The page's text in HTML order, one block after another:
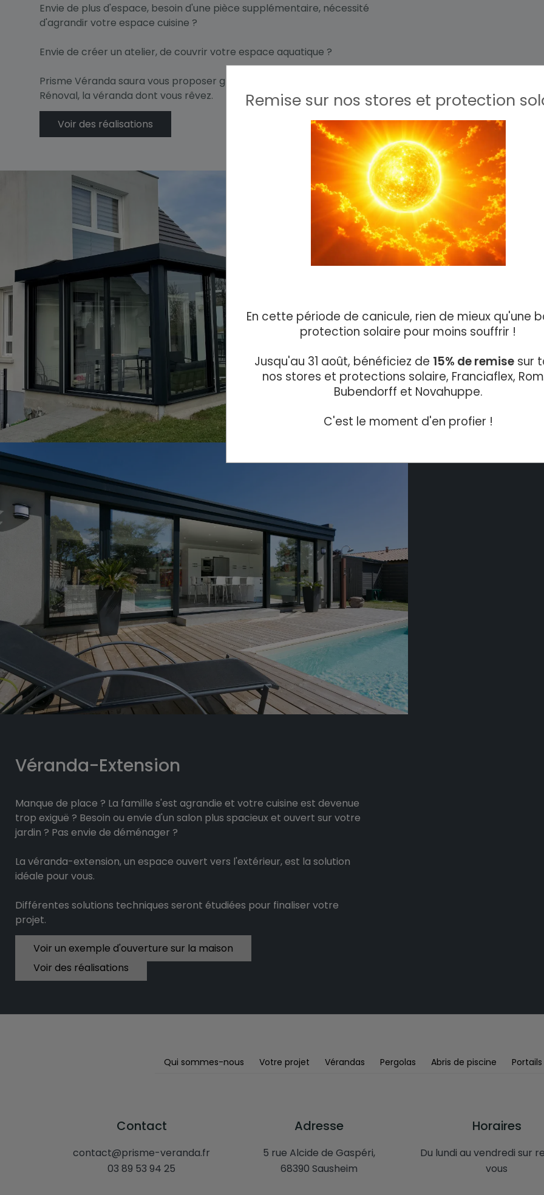
Envie de plus d'espace, besoin d'une pièce supplémentaire, nécessité
d'agrandir votre espace cuisine ?
Envie de créer un atelier, de couvrir votre espace aquatique ?
Prisme Véranda saura vous proposer grâce à la large gamme de produits
Rénoval, la véranda dont vous rêvez.
Voir des réalisations
Véranda-Extension
Manque de place ? La famille s'est agrandie et votre cuisine est devenue
trop exiguë ? Besoin ou envie d'un salon plus spacieux et ouvert sur votre
jardin ? Pas envie de déménager ?
La véranda-extension, un espace ouvert vers l'extérieur, est la solution
idéale pour vous.
Différentes solutions techniques seront étudiées pour finaliser votre
projet.
Voir un exemple d'ouverture sur la maison
Voir des réalisations
Qui sommes-nous Votre projet Vérandas Pergolas Abris de piscine Portails
Contact
contact@prisme-veranda.fr
03 89 53 94 25
Adresse
5 rue Alcide de Gaspéri,
68390 Sausheim
Horaires
Du lundi au vendredi sur
vous
Remise sur nos stores et protection
En cette période de canicule, rien de mieux qu'une
protection solaire pour moins souffrir !
Jusqu'au 31 août, bénéficiez de 15% de remisesur
nos stores et protections solaire, Franciaflex,
Bubendorff et Novahuppe.
C'est le moment d'en profier !